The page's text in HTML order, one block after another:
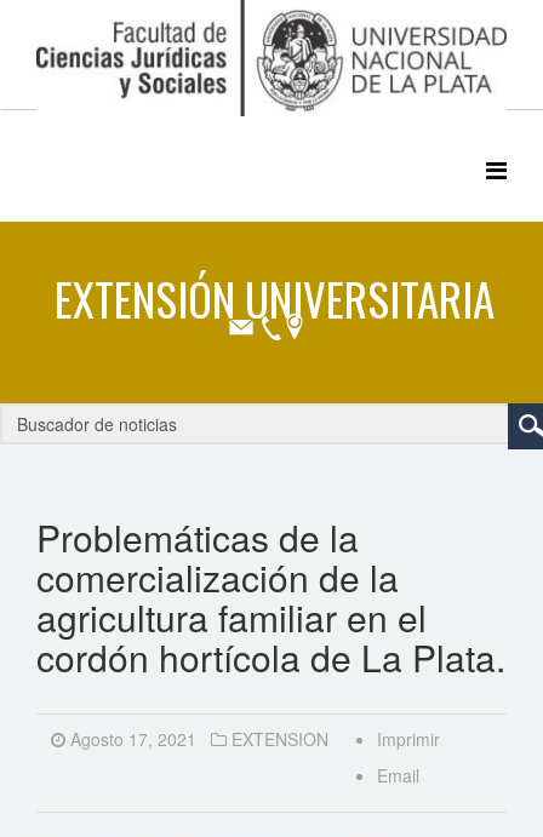
Problemáticas de la
comercialización de la
agricultura familiar en el
cordón hortícola de La Plata.
Agosto 17, 2021 EXTENSION
Imprimir
Email